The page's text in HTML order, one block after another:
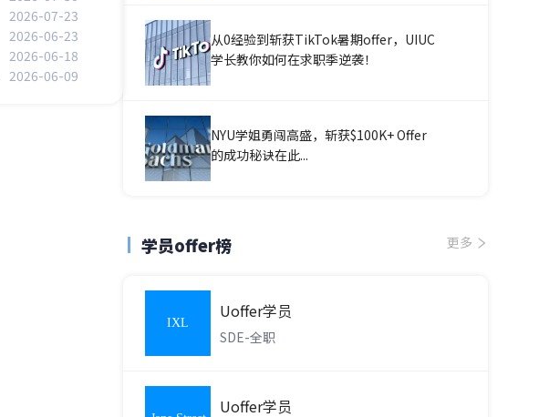
2026-07-23
2026-06-23
2026-06-18
2026-06-09
从0经验到斩获TikTok暑期offer，UIUC
学长教你如何在求职季逆袭！
NYU学姐勇闯高盛，斩获$100K+ Offer
的成功秘诀在此...
学员offer榜 更多
IXL
Learning
Uoffer学员
SDE-全职
Uoffer学员